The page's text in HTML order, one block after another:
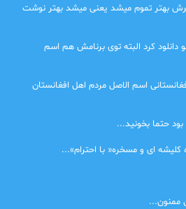
بهتر تموم میشد یعنی میشد بهتر نوشت
کرد البته توی برنامش هم اسم
اسم الاصل مردم اهل افغانستان
حتما بخونید...
کلیشه ای و مسخره« با احترام»...
ممنون...